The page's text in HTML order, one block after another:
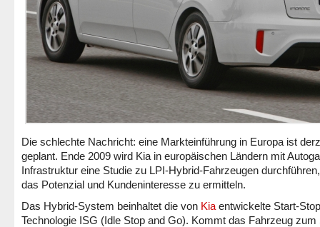
Die schlechte Nachricht: eine Markteinführung in Europa ist
geplant. Ende 2009 wird Kia in europäischen Ländern mit
Infrastruktur eine Studie zu LPI-Hybrid-Fahrzeugen
das Potenzial und Kundeninteresse zu ermitteln.
Das Hybrid-System beinhaltet die von Kia entwickelte Start-
Technologie ISG (Idle Stop and Go). Kommt das Fahrzeug zum